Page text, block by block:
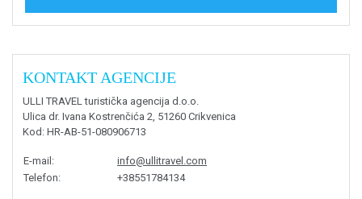
KONTAKT AGENCIJE
ULLI TRAVEL turistička agencija d.o.o.
Ulica dr. Ivana Kostrenčića 2, 51260 Crikvenica
Kod : HR-AB-51-080906713
E-mail :
info@ullitravel.com
Telefon: +38551784134